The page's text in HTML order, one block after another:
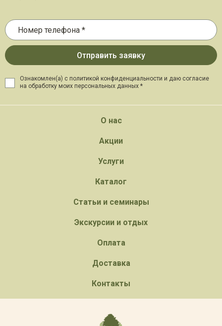
Ознакомлен(а) с политикой конфиденциальности и даю согласие
на обработку моих персональных данных *
О нас
Акции
Услуги
Каталог
Статьи и семинары
Экскурсии и отдых
Оплата
Доставка
Контакты